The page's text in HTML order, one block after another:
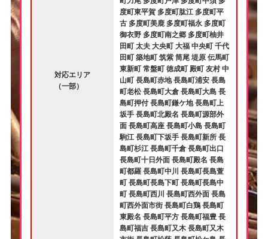
対応エリア
（一部）
度町東平賀 多度町肱江 多度町平
古 多度町美鹿 多度町福永 多度町
御衣野 多度町南之郷 多度町柚井
田町 太夫 大央町 大福 中央町 千代
田町 築地町 筑紫 筒尾 堤原 伝馬町
東新町 常盤町 徳成町 殿町 友村 中
山町 長島町赤地 長島町浦安 長島
町老松 長島町大倉 長島町大島 長
島町押付 長島町鎌ケ地 長島町上
坂手 長島町北殿名 長島町源部外
面 長島町高座 長島町小島 長島町
駒江 長島町下坂手 長島町新所 長
島町杉江 長島町千倉 長島町出口
長島町十日外面 長島町殿名 長島
町都羅 長島町中川 長島町長島萱
町 長島町長島下町 長島町長島中
町 長島町西川 長島町西外面 長島
町西外面市街 長島町白鶏 長島町
東殿名 長島町平方 長島町福豊 長
島町福吉 長島町又木 長島町又木